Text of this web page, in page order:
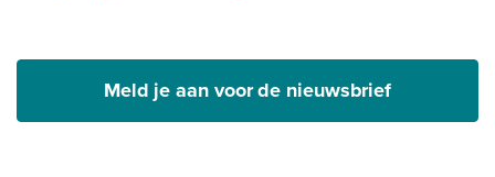
Meld je aan voor de nieuwsbrief